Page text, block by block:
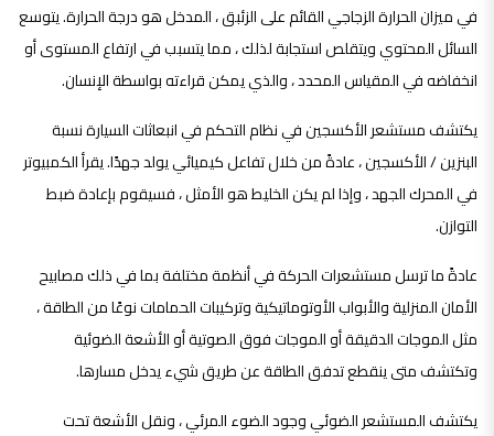
في ميزان الحرارة الزجاجي القائم على الزئبق ، المدخل هو درجة الحرارة. يتوسع
السائل المحتوي ويتقلص استجابة لذلك ، مما يتسبب في ارتفاع المستوى أو
انخفاضه في المقياس المحدد ، والذي يمكن قراءته بواسطة الإنسان.
يكتشف مستشعر الأكسجين في نظام التحكم في انبعاثات السيارة نسبة
البنزين / الأكسجين ، عادةً من خلال تفاعل كيميائي يولد جهدًا. يقرأ الكمبيوتر
في المحرك الجهد ، وإذا لم يكن الخليط هو الأمثل ، فسيقوم بإعادة ضبط
التوازن.
عادةً ما ترسل مستشعرات الحركة في أنظمة مختلفة بما في ذلك مصابيح
الأمان المنزلية والأبواب الأوتوماتيكية وتركيبات الحمامات نوعًا من الطاقة ،
مثل الموجات الدقيقة أو الموجات فوق الصوتية أو الأشعة الضوئية
وتكتشف متى ينقطع تدفق الطاقة عن طريق شيء يدخل مسارها.
يكتشف المستشعر الضوئي وجود الضوء المرئي ، ونقل الأشعة تحت